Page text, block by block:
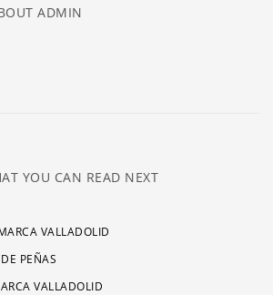
ADMIN
YOU CAN READ NEXT
VALLADOLID
PEÑAS
VALLADOLID